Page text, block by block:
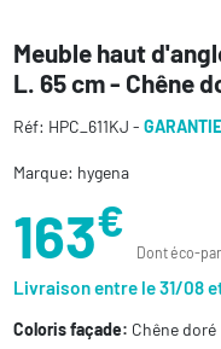
Meuble haut
L. 65 cm - Chêne
Réf: HPC_611KJ -
Marque: hygena
163€
Dont éco-
Livraison entre le 31/08
Coloris façade: Chêne doré